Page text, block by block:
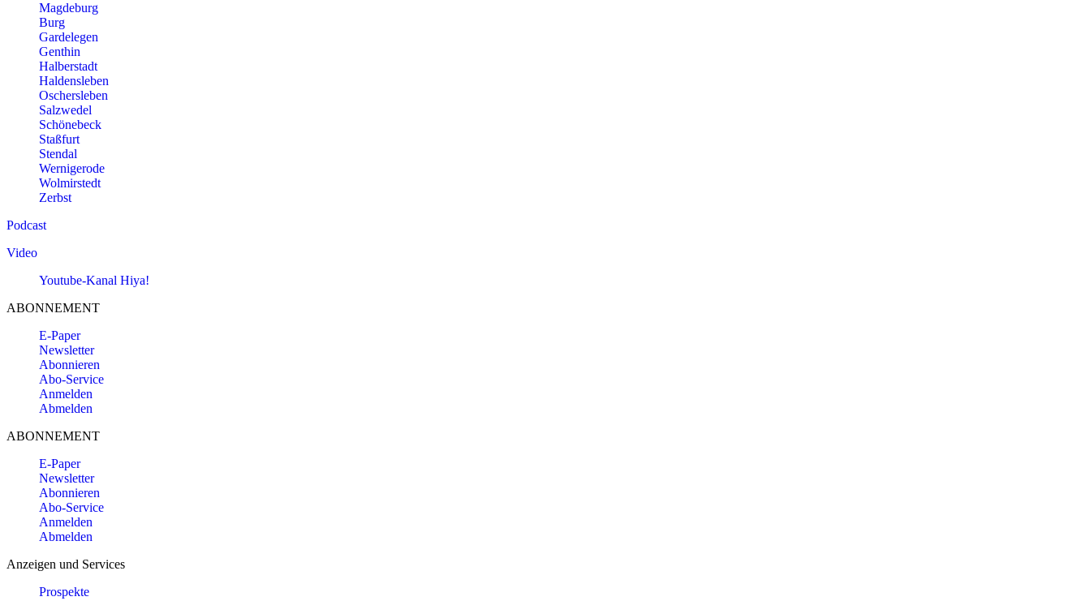
Magdeburg
Burg
Gardelegen
Genthin
Halberstadt
Haldensleben
Oschersleben
Salzwedel
Schönebeck
Staßfurt
Stendal
Wernigerode
Wolmirstedt
Zerbst
Podcast
Video
Youtube-Kanal Hiya!
ABONNEMENT
E-Paper
Newsletter
Abonnieren
Abo-Service
Anmelden
Abmelden
ABONNEMENT
E-Paper
Newsletter
Abonnieren
Abo-Service
Anmelden
Abmelden
Anzeigen und Services
Prospekte